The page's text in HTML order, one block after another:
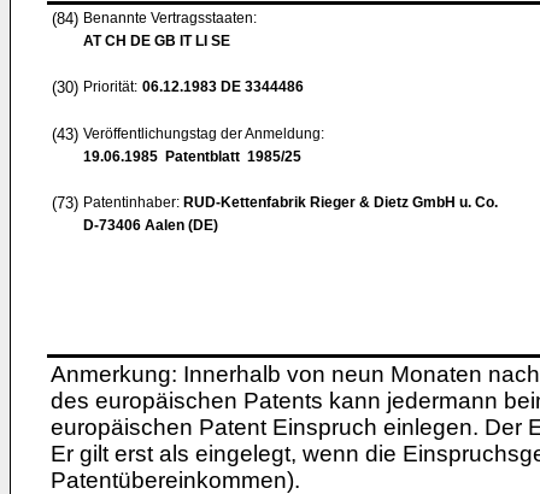
(84) Benannte Vertragsstaaten:
AT CH DE GB IT LI SE
(30) Priorität: 06.12.1983 DE 3344486
(43) Veröffentlichungstag der Anmeldung:
19.06.1985 Patentblatt 1985/25
(73) Patentinhaber: RUD-Kettenfabrik Rieger & Dietz GmbH u. Co.
D-73406 Aalen (DE)
Anmerkung: Innerhalb von neun Monaten
des europäischen Patents kann jedermann
europäischen Patent Einspruch einlegen. Der
Er gilt erst als eingelegt, wenn die
Patentübereinkommen).